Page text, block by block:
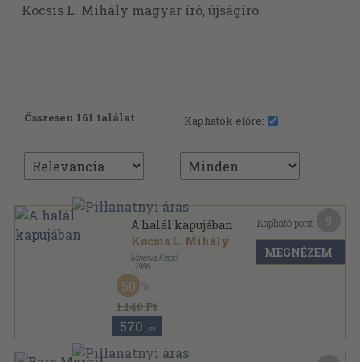
Kocsis L. Mihály magyar író, újságíró.
Összesen 161 találat Kaphatók előre:
A halál kapujában
Kocsis L. Mihály
Minerva Kiadó
1986
Ragasztott papírkötés
1.140 Ft
50
570 ,-Ft
Kapható pont:
MEGNÉZEM